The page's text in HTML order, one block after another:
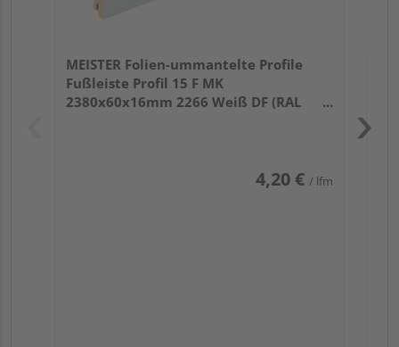
MEISTER Folien-ummantelte Profile
Fußleiste Profil 15 F MK
2380x60x16mm 2266 Weiß DF (RAL
4,20 € / lfm